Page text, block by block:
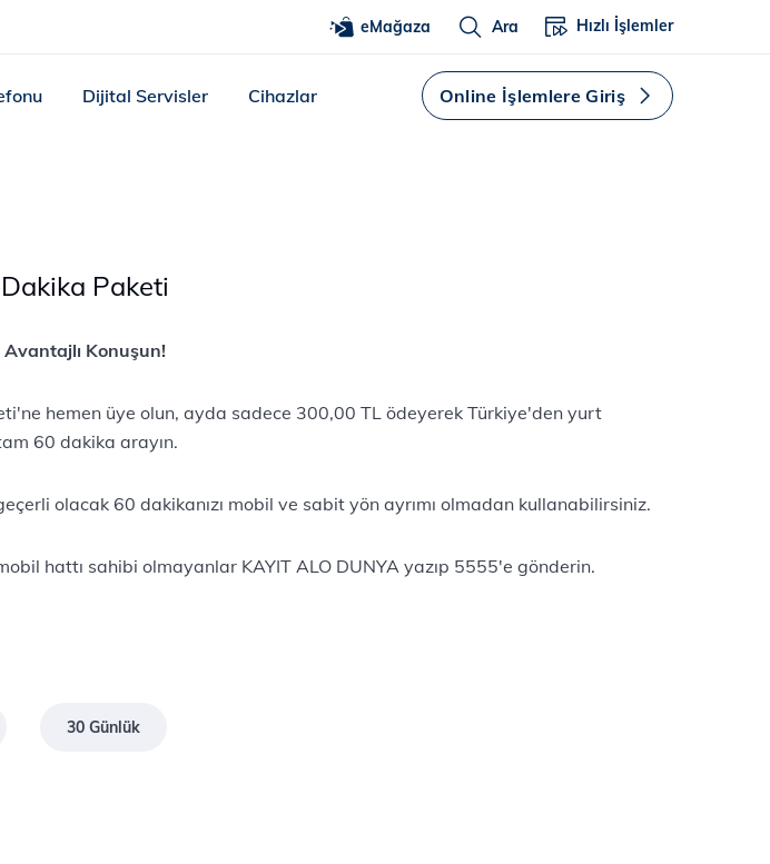
eMağaza Ara Hızlı İşlemler
Dijital Servisler Cihazlar Online İşlemlere Giriş
Paketi
Konuşun!
hemen üye olun, ayda sadece 300,00 TL ödeyerek Türkiye'den yurt
60 dakika arayın.
olacak 60 dakikanızı mobil ve sabit yön ayrımı olmadan kullanabilirsiniz.
hattı sahibi olmayanlar KAYIT ALO DUNYA yazıp 5555'e gönderin.
30 Günlük